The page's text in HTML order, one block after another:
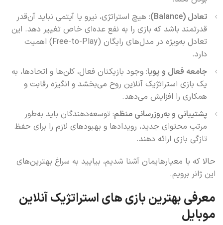
تعادل (Balance)
: هیچ استراتژی، نیرو یا آیتمی نباید آن‌قدر
قدرتمند باشد که بازی را به نفع عده‌ای خاص تغییر دهد. این
تعادل به‌ویژه در مدل‌های رایگان (Free-to-Play) اهمیت
دارد.
جامعه فعال و پویا: وجود بازیکنان فعال، کلن‌ها و اتحادها، به
یک بازی استراتژیک آنلاین روح می‌بخشد و انگیزه رقابت و
همکاری را افزایش می‌دهد.
پشتیبانی و به‌روزرسانی منظم: توسعه‌دهندگان باید به‌طور
مرتب محتوای جدید، رویدادها و بهبودهای لازم را برای حفظ
تازگی بازی ارائه دهند.
حالا که با معیارهایمان آشنا شدیم، بیایید به سراغ بهترین‌های
این ژانر برویم.
معرفی بهترین بازی های استراتژیک آنلاین
موبایل